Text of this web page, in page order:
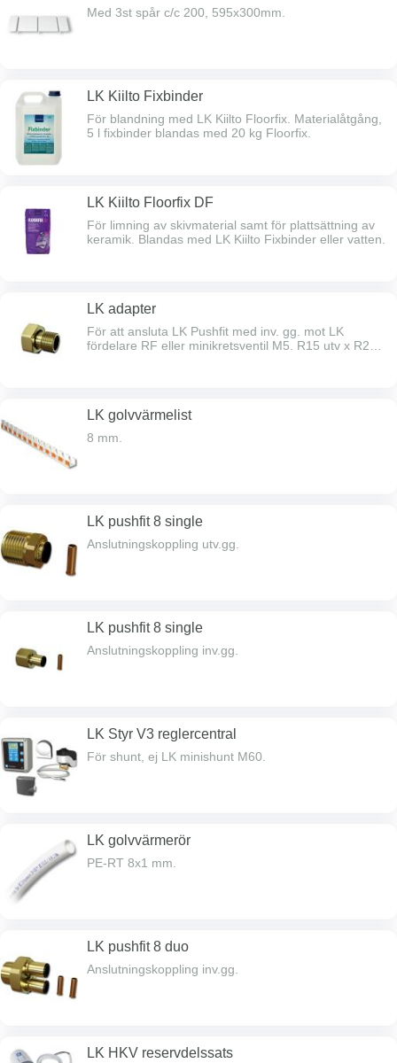
Med 3st spår c/c 200, 595x300mm.
LK Kiilto Fixbinder
För blandning med LK Kiilto Floorfix. Materialåtgång,
5 l fixbinder blandas med 20 kg Floorfix.
LK Kiilto Floorfix DF
För limning av skivmaterial samt för plattsättning av
keramik. Blandas med LK Kiilto Fixbinder eller vatten.
LK adapter
För att ansluta LK Pushfit med inv. gg. mot LK
fördelare RF eller minikretsventil M5. R15 utv x R20
LK golvvärmelist
8 mm.
LK pushfit 8 single
Anslutningskoppling utv.gg.
LK pushfit 8 single
Anslutningskoppling inv.gg.
LK Styr V3 reglercentral
För shunt, ej LK minishunt M60.
LK golvvärmerör
PE-RT 8x1 mm.
LK pushfit 8 duo
Anslutningskoppling inv.gg.
LK HKV reservdelssats